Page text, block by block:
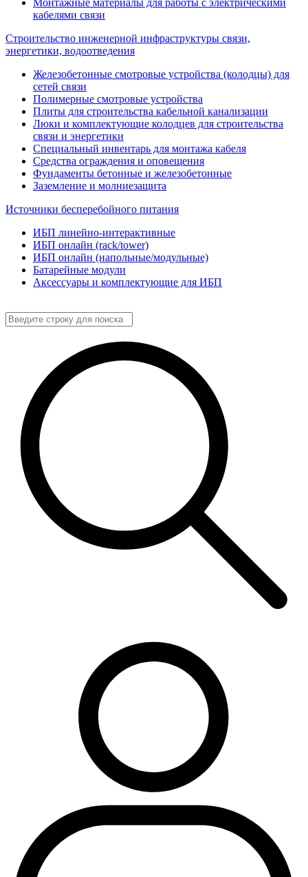
Монтажные материалы для работы с электрическими
кабелями связи
Строительство инженерной инфраструктуры связи,
энергетики, водоотведения
Железобетонные смотровые устройства (колодцы) для
сетей связи
Полимерные смотровые устройства
Плиты для строительства кабельной канализации
Люки и комплектующие колодцев для строительства
связи и энергетики
Специальный инвентарь для монтажа кабеля
Средства ограждения и оповещения
Фундаменты бетонные и железобетонные
Заземление и молниезащита
Источники бесперебойного питания
ИБП линейно-интерактивные
ИБП онлайн (rack/tower)
ИБП онлайн (напольные/модульные)
Батарейные модули
Аксессуары и комплектующие для ИБП